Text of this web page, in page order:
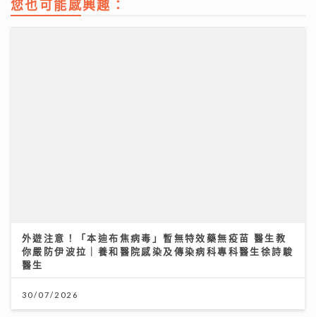
您也可能感興趣：
外遊注意！「本迪布焦病毒」暫無特效藥無疫苗 醫生教
你嚴防伊波拉｜養和醫院感染及傳染病科專科醫生徐詩駿
醫生
30/07/2026